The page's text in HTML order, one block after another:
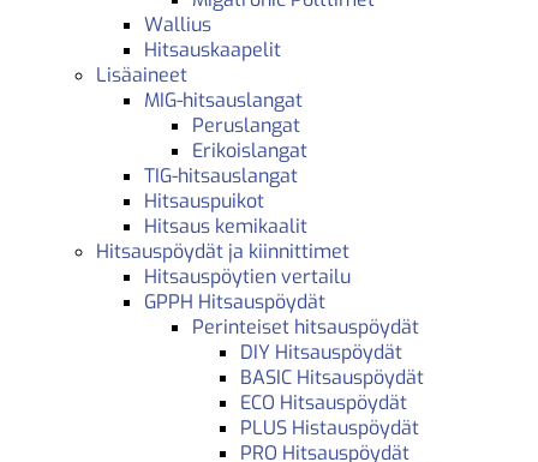
Wallius
Hitsauskaapelit
Lisäaineet
MIG-hitsauslangat
Peruslangat
Erikoislangat
TIG-hitsauslangat
Hitsauspuikot
Hitsaus kemikaalit
Hitsauspöydät ja kiinnittimet
Hitsauspöytien vertailu
GPPH Hitsauspöydät
Perinteiset hitsauspöydät
DIY Hitsauspöydät
BASIC Hitsauspöydät
ECO Hitsauspöydät
PLUS Histauspöydät
PRO Hitsauspöydät